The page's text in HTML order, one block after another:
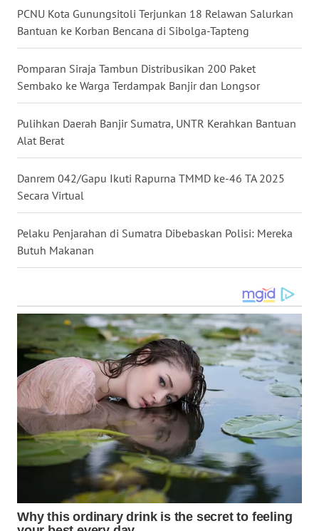
PCNU Kota Gunungsitoli Terjunkan 18 Relawan Salurkan
Bantuan ke Korban Bencana di Sibolga-Tapteng
Pomparan Siraja Tambun Distribusikan 200 Paket
Sembako ke Warga Terdampak Banjir dan Longsor
Pulihkan Daerah Banjir Sumatra, UNTR Kerahkan Bantuan
Alat Berat
Danrem 042/Gapu Ikuti Rapurna TMMD ke-46 TA 2025
Secara Virtual
Pelaku Penjarahan di Sumatra Dibebaskan Polisi: Mereka
Butuh Makanan
LANGKAT
TAPANULI
SELATAN
WN
TANJUNG
WN
WN
LABUHANBATU
WN
TAPANULI
TENGAH
WN DELI
SERDANG
WN
TINGGI